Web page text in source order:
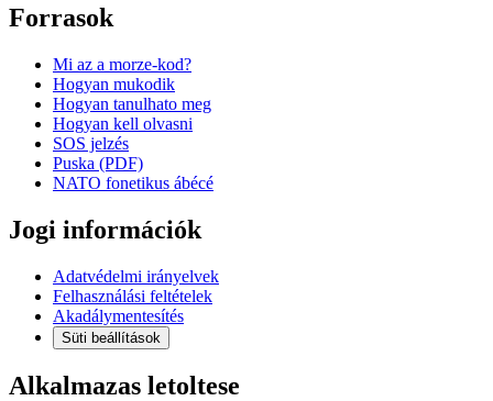
Forrasok
Mi az a morze-kod?
Hogyan mukodik
Hogyan tanulhato meg
Hogyan kell olvasni
SOS jelzés
Puska (PDF)
NATO fonetikus ábécé
Jogi információk
Adatvédelmi irányelvek
Felhasználási feltételek
Akadálymentesítés
Süti beállítások
Alkalmazas letoltese